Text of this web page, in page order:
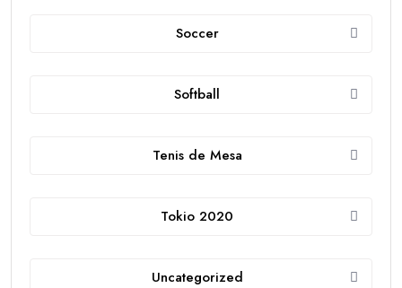
Soccer
Softball
Tenis de Mesa
Tokio 2020
Uncategorized